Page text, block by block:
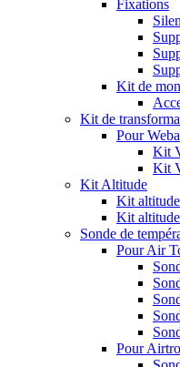
Fixations
Kit de
Kit de
Pour
Kit
Kit
Kit Altitude
Kit
Kit
Sonde de
Pour Air
Pour